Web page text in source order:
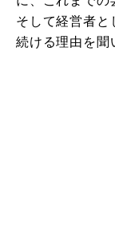
そして経営者と
続ける理由を聞